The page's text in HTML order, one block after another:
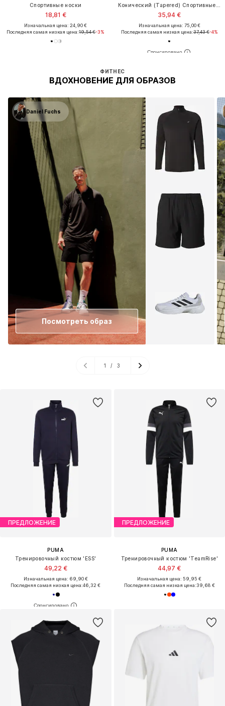
Спортивные носки
18,81 €
Изначальная цена: 24,90 €
Последняя самая низкая цена:19,54 €-3%
ФИТНЕС
ВДОХНОВЕНИЕ ДЛЯ ОБРАЗОВ
Daniel Fuchs
Посмотреть образ
1 / 3
35,94 €
Изначальная цена: 75,00 €
Последняя самая низкая цена:37,43 €-4%
ПРЕДЛОЖЕНИЕ
PUMA
Тренировочный костюм 'ESS'
49,22 €
Изначальная цена: 69,90 €
Последняя самая низкая цена:46,32 €
ПРЕДЛОЖЕНИЕ
PUMA
Тренировочный костюм 'TeamRise'
44,97 €
Изначальная цена: 59,95 €
Последняя самая низкая цена:39,68 €